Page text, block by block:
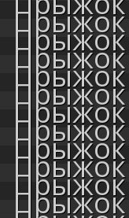
Прыжок
Прыжок
Прыжок
Прыжок
Прыжок
Прыжок
Прыжок
Прыжок
Прыжок
Прыжок
Прыжок